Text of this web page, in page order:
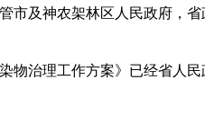
市及神农架林区人民政府，省
物治理工作方案》已经省人